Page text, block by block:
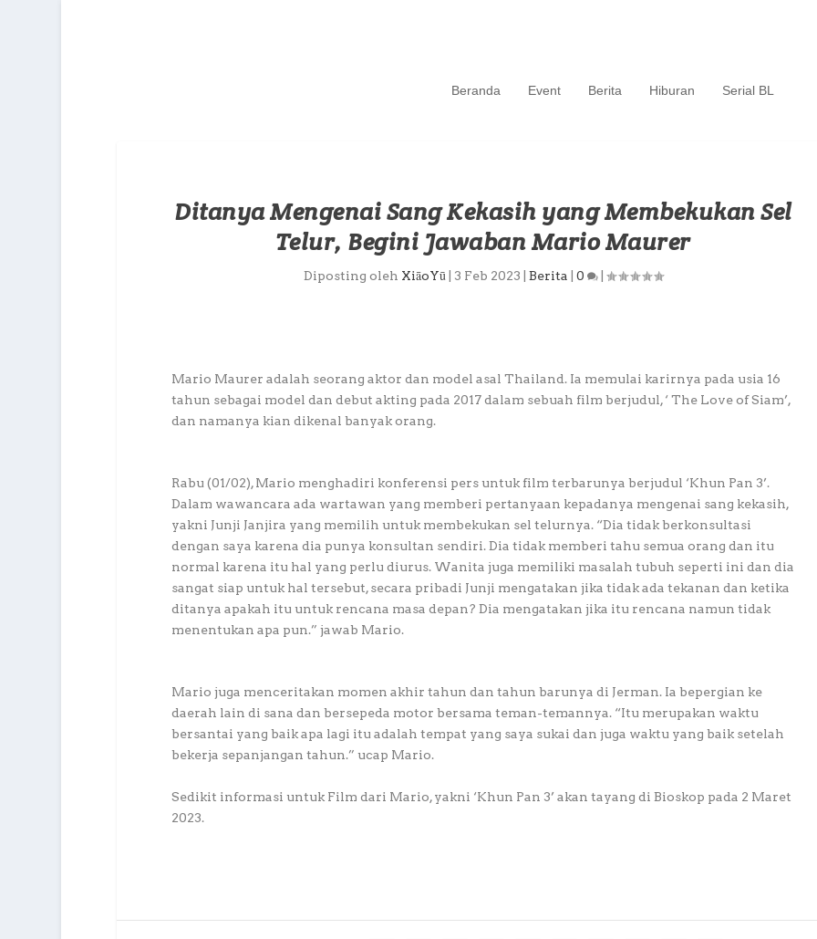
Beranda Event Berita Hiburan Serial BL
Ditanya Mengenai Sang Kekasih yang Membekukan Sel
Telur, Begini Jawaban Mario Maurer
Diposting oleh XiāoYū 3 Feb 2023 Berita 0 |
Mario Maurer adalah seorang aktor dan model asal Thailand. Ia memulai karirnya pada usia 16
tahun sebagai model dan debut akting pada 2017 dalam sebuah film berjudul, ‘ The Love of Siam’,
dan namanya kian dikenal banyak orang.
Rabu (01/02), Mario menghadiri konferensi pers untuk film terbarunya berjudul ‘Khun Pan 3’.
Dalam wawancara ada wartawan yang memberi pertanyaan kepadanya mengenai sang kekasih,
yakni Junji Janjira yang memilih untuk membekukan sel telurnya. “Dia tidak berkonsultasi
dengan saya karena dia punya konsultan sendiri. Dia tidak memberi tahu semua orang dan itu
normal karena itu hal yang perlu diurus. Wanita juga memiliki masalah tubuh seperti ini dan dia
sangat siap untuk hal tersebut, secara pribadi Junji mengatakan jika tidak ada tekanan dan ketika
ditanya apakah itu untuk rencana masa depan? Dia mengatakan jika itu rencana namun tidak
menentukan apa pun.” jawab Mario.
Mario juga menceritakan momen akhir tahun dan tahun barunya di Jerman. Ia bepergian ke
daerah lain di sana dan bersepeda motor bersama teman-temannya. “Itu merupakan waktu
bersantai yang baik apa lagi itu adalah tempat yang saya sukai dan juga waktu yang baik setelah
bekerja sepanjangan tahun.” ucap Mario.
Sedikit informasi untuk Film dari Mario, yakni ‘Khun Pan 3’ akan tayang di Bioskop pada 2 Maret
2023.